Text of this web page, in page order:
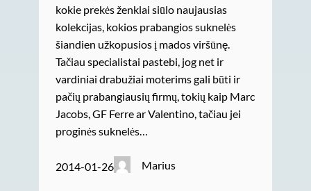
kokie prekės ženklai siūlo naujausias
kolekcijas, kokios prabangios suknelės
šiandien užkopusios į mados viršūnę.
Tačiau specialistai pastebi, jog net ir
vardiniai drabužiai moterims gali būti ir
pačių prabangiausių firmų, tokių kaip Marc
Jacobs, GF Ferre ar Valentino, tačiau jei
proginės suknelės…
2014-01-26 Marius